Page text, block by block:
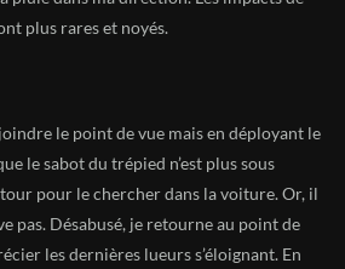
plus rares et noyés.
le point de vue mais en déployant le
le sabot du trépied n’est plus sous
pour le chercher dans la voiture. Or, il
pas. Désabusé, je retourne au point de
les dernières lueurs s’éloignant. En